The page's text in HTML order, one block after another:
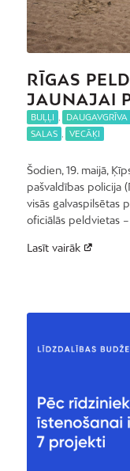
RĪGAS
JAUNAJAI
BUĻĻI DAUGAVGRĪVA
SALAS
VECĀĶI
Šodien, 19. maijā,
pašvaldības policija
visās galvaspilsētas
oficiālās peldvietas
Lasīt vairāk